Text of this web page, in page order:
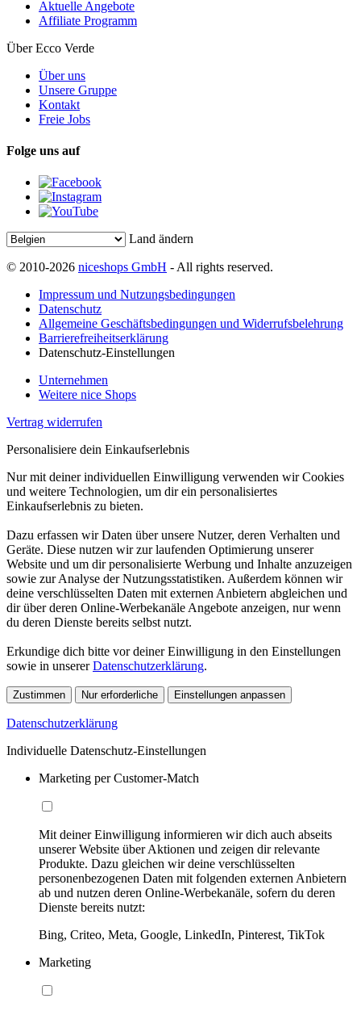
Aktuelle Angebote
Affiliate Programm
Über Ecco Verde
Über uns
Unsere Gruppe
Kontakt
Freie Jobs
Folge uns auf
Land ändern
© 2010-2026 niceshops GmbH - All rights reserved.
Impressum und Nutzungsbedingungen
Datenschutz
Allgemeine Geschäftsbedingungen und Widerrufsbelehrung
Barrierefreiheitserklärung
Datenschutz-Einstellungen
Unternehmen
Weitere nice Shops
Vertrag widerrufen
Personalisiere dein Einkaufserlebnis
Nur mit deiner individuellen Einwilligung verwenden wir Cookies
und weitere Technologien, um dir ein personalisiertes
Einkaufserlebnis zu bieten.
Dazu erfassen wir Daten über unsere Nutzer, deren Verhalten und
Geräte. Diese nutzen wir zur laufenden Optimierung unserer
Website und um dir personalisierte Werbung und Inhalte anzuzeigen
sowie zur Analyse der Nutzungsstatistiken. Außerdem können wir
deine verschlüsselten Daten mit externen Anbietern abgleichen und
dir über deren Online-Werbekanäle Angebote anzeigen, nur wenn
du deren Dienste bereits selbst nutzt.
Erkundige dich bitte vor deiner Einwilligung in den Einstellungen
sowie in unsererDatenschutzerklärung.
Zustimmen Nur erforderliche Einstellungen anpassen
Datenschutzerklärung
Individuelle Datenschutz-Einstellungen
Marketing per Customer-Match
Mit deiner Einwilligung informieren wir dich auch abseits
unserer Website über Aktionen und zeigen dir relevante
Produkte. Dazu gleichen wir deine verschlüsselten
personenbezogenen Daten mit folgenden externen Anbietern
ab und nutzen deren Online-Werbekanäle, sofern du deren
Dienste bereits nutzt:
Bing, Criteo, Meta, Google, LinkedIn, Pinterest, TikTok
Marketing